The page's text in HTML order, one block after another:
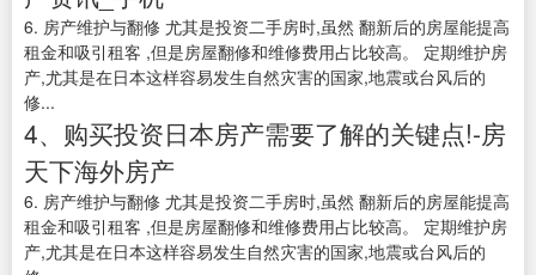
6. 房产维护与翻修 尤其是投资二手房时,虽然 翻新后的房屋能提高
租金和吸引租客 ,但是房屋翻修和维修费用占比较高。 定期维护房
产,尤其是在日本这样容易发生自然灾害的国家,地震或台风后的
修...
4、购买投资日本房产需要了解的关键点!-房
天下海外房产
6. 房产维护与翻修 尤其是投资二手房时,虽然 翻新后的房屋能提高
租金和吸引租客 ,但是房屋翻修和维修费用占比较高。 定期维护房
产,尤其是在日本这样容易发生自然灾害的国家,地震或台风后的